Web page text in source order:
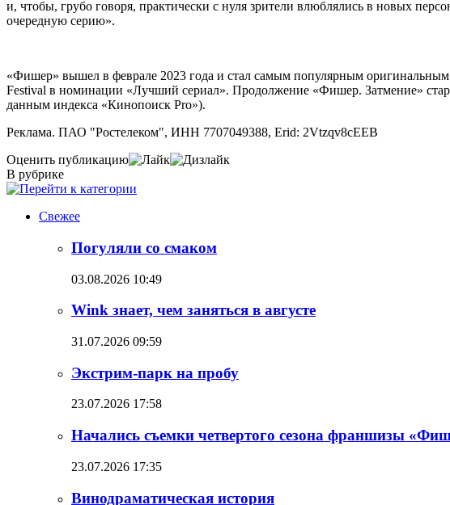
и, чтобы, грубо говоря, практически с нуля зрители влюблялись в новых
очередную серию».
«Фишер» вышел в феврале 2023 года и стал самым популярным
Festival в номинации «Лучший сериал». Продолжение «Фишер. Затмение»
данным индекса «Кинопоиск Pro»).
Реклама. ПАО "Ростелеком", ИНН 7707049388, Erid: 2Vtzqv8cEEB
Оценить публикацию
В рубрике
Свежее
Погуляли со смаком
03.08.2026 10:49
Wink знает, чем заняться в августе
31.07.2026 09:59
Экстрим-парк на пробу
23.07.2026 17:58
Начались съемки четвертого сезона франшизы
23.07.2026 17:35
Винодраматическая история